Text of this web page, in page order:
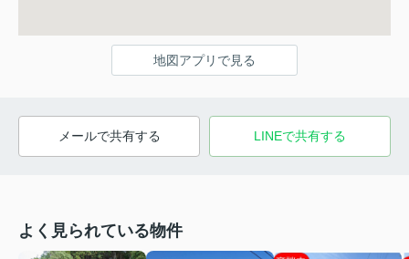
地図アプリで見る
メールで共有する LINEで共有する
よく見られている物件